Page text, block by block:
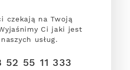
czekają na Twoją
Ci jaki jest
usług.
52 55 11 333